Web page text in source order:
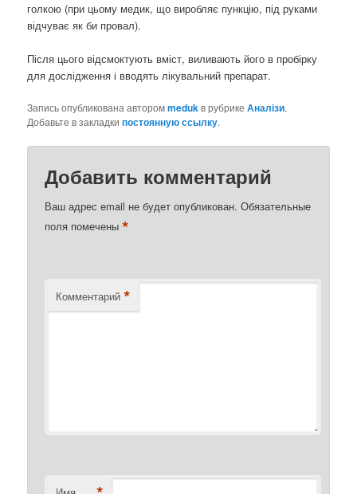
голкою (при цьому медик, що виробляє пункцію, під руками
відчуває як би провал).
Після цього відсмоктують вміст, виливають його в пробірку
для дослідження і вводять лікувальний препарат.
Запись опубликована авторомmedukв рубрикеАналізи.
Добавьте в закладкипостоянную ссылку.
Добавить комментарий
Ваш адрес email не будет опубликован. Обязательные
поля помечены*
Комментарий *